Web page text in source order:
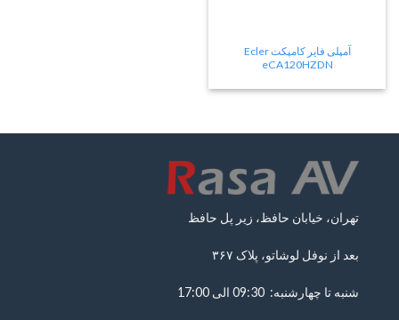
آمپلی فایر کامپکت Ecler
eCA120HZDN
تهران، خیابان حافظ، زیر پل حافظ
بعد از نوفل لوشاتو، پلاک ۳۶۷
شنبه تا چهارشنبه: 09:30 الی 17:00